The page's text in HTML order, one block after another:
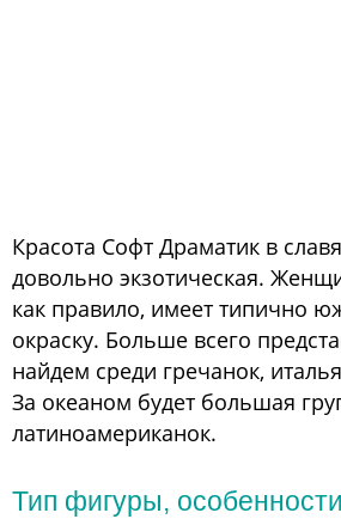
Красота Софт Драматик в
довольно экзотическая.
как правило, имеет типично
окраску. Больше всего
найдем среди гречанок,
За океаном будет большая
латиноамериканок.
Тип фигуры,